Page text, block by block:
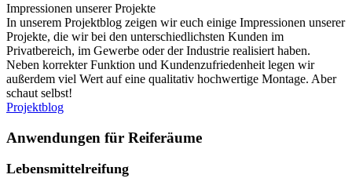
Impressionen unserer Projekte
In unserem Projektblog zeigen wir euch einige Impressionen unserer
Projekte, die wir bei den unterschiedlichsten Kunden im
Privatbereich, im Gewerbe oder der Industrie realisiert haben.
Neben korrekter Funktion und Kundenzufriedenheit legen wir
außerdem viel Wert auf eine qualitativ hochwertige Montage. Aber
schaut selbst!
Projektblog
Anwendungen für Reiferäume
Lebensmittelreifung